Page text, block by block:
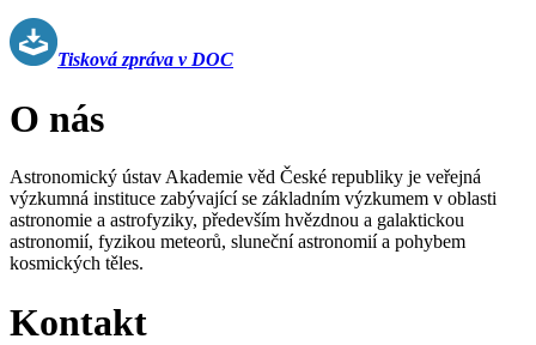
Tisková zpráva v DOC
O nás
Astronomický ústav Akademie věd České republiky je veřejná
výzkumná instituce zabývající se základním výzkumem v oblasti
astronomie a astrofyziky, především hvězdnou a galaktickou
astronomií, fyzikou meteorů, sluneční astronomií a pohybem
kosmických těles.
Kontakt